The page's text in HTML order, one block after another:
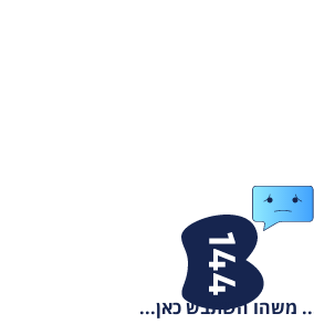
משהו השתבש כאן...